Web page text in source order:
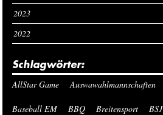
2023
2022
Schlagwörter:
AllStar Game Auswawahlmannschaften
Baseball EM BBQ Breitensport BSJ